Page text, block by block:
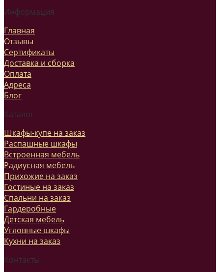
Информация
Главная
Отзывы
Сертификаты
Доставка и сборка
Оплата
Адреса
Блог
Каталог
Шкафы-купе на заказ
Распашные шкафы
Встроенная мебель
Радиусная мебель
Прихожие на заказ
Гостиные на заказ
Спальни на заказ
Гардеробные
Детская мебель
Угловные шкафы
Кухни на заказ
Контакты